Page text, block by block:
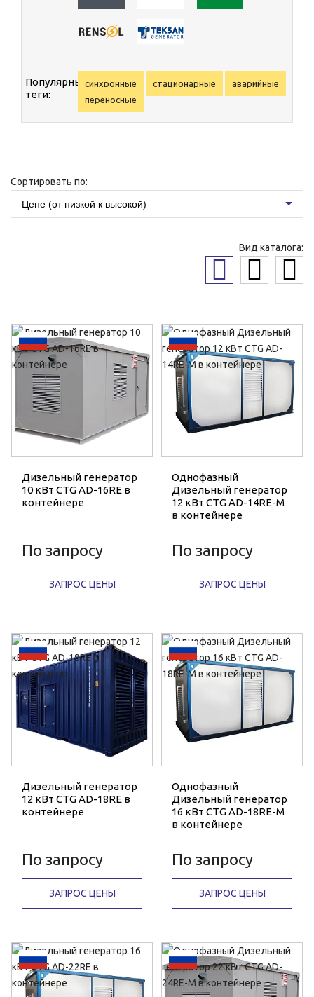
Популярные
теги:
синхронные стационарные
аварийные
переносные
Сортировать по:
Цене (от низкой к высокой)
Вид каталога:
Дизельный генератор
10 кВт CTG AD-16RE в
контейнере
По запросу
ЗАПРОС ЦЕНЫ
Однофазный
Дизельный генератор
12 кВт CTG AD-14RE-M
в контейнере
По запросу
ЗАПРОС ЦЕНЫ
Дизельный генератор
12 кВт CTG AD-18RE в
контейнере
По запросу
ЗАПРОС ЦЕНЫ
Однофазный
Дизельный генератор
16 кВт CTG AD-18RE-M
в контейнере
По запросу
ЗАПРОС ЦЕНЫ